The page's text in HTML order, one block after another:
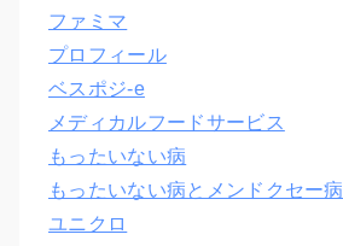
ファミマ
プロフィール
ベスポジ-e
メディカルフードサービス
もったいない病
もったいない病とメンドクセー病
ユニクロ